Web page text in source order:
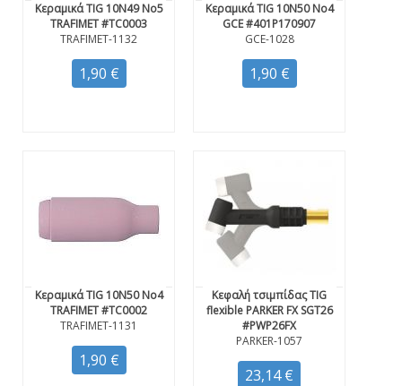
Κεραμικά TIG 10N49 Νο5
TRAFIMET #TC0003
TRAFIMET-1132
1,90 €
Κεραμικά TIG 10N50 Νο4
GCE #401P170907
GCE-1028
1,90 €
Κεραμικά TIG 10N50 Νο4
TRAFIMET #TC0002
TRAFIMET-1131
1,90 €
Κεφαλή τσιμπίδας TIG
flexible PARKER FX SGT26
#PWP26FX
PARKER-1057
23,14 €